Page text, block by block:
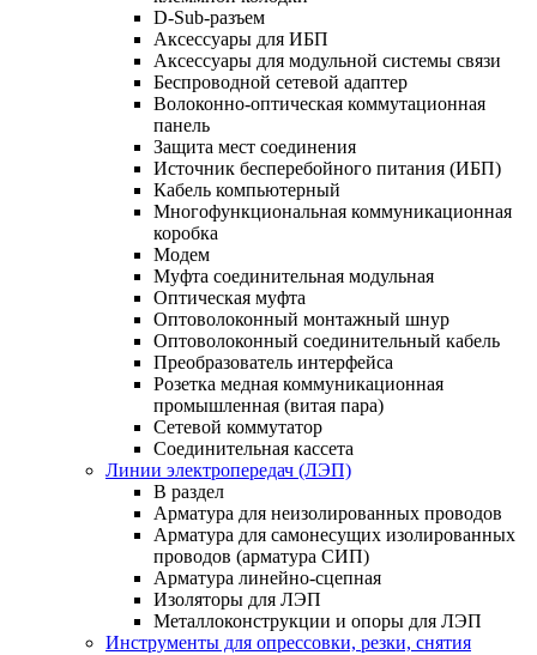
D-Sub-разъем
Аксессуары для ИБП
Аксессуары для модульной системы связи
Беспроводной сетевой адаптер
Волоконно-оптическая коммутационная
панель
Защита мест соединения
Источник бесперебойного питания (ИБП)
Кабель компьютерный
Многофункциональная коммуникационная
коробка
Модем
Муфта соединительная модульная
Оптическая муфта
Оптоволоконный монтажный шнур
Оптоволоконный соединительный кабель
Преобразователь интерфейса
Розетка медная коммуникационная
промышленная (витая пара)
Сетевой коммутатор
Соединительная кассета
Линии электропередач (ЛЭП)
В раздел
Арматура для неизолированных проводов
Арматура для самонесущих изолированных
проводов (арматура СИП)
Арматура линейно-сцепная
Изоляторы для ЛЭП
Металлоконструкции и опоры для ЛЭП
Инструменты для опрессовки, резки, снятия